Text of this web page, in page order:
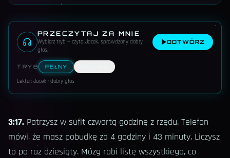
PRZECZYTAJ ZA MNIE
Wybierz tryb — czyta Jacek, sprawdzony dobry
głos.
ODTWÓRZ
TRYB PEŁNY
Lektor: Jacek · dobry głos
3:17. Patrzysz w sufit czwartą godzinę z rzędu. Telefon
mówi, że masz pobudkę za 4 godziny i 43 minuty. Liczysz
to po raz dziesiąty. Mózg robi listę wszystkiego, co